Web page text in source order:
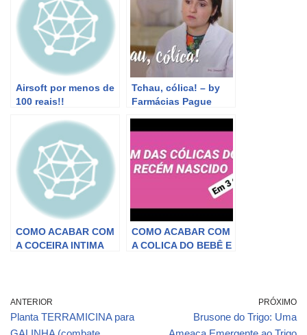
Airsoft por menos de
100 reais!!
Tchau, cólica! – by
Farmácias Pague
COMO ACABAR COM
A COCEIRA INTIMA
COMO ACABAR COM
A COLICA DO BEBÊ E
ANTERIOR
Planta TERRAMICINA para
PRÓXIMO
Brusone do Trigo: Uma